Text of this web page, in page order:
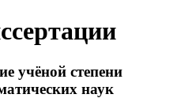
учёной степени
наук